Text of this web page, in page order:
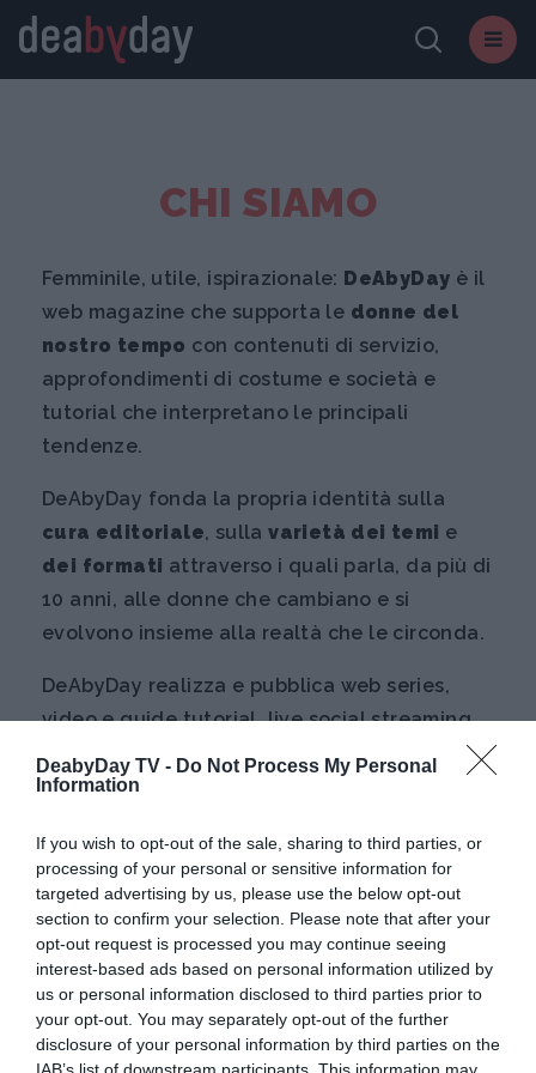
DeabyDay TV - Do Not Process My Personal
Information
If you wish to opt-out of the sale, sharing to third parties, or
processing of your personal or sensitive information for
targeted advertising by us, please use the below opt-out
section to confirm your selection. Please note that after your
opt-out request is processed you may continue seeing
interest-based ads based on personal information utilized by
us or personal information disclosed to third parties prior to
your opt-out. You may separately opt-out of the further
disclosure of your personal information by third parties on the
IAB’s list of downstream participants. This information may
CHI SIAMO
Femminile, utile, ispirazionale: DeAbyDay è il
web magazine che supporta le donne del
nostro tempo con contenuti di servizio,
approfondimenti di costume e società e
tutorial che interpretano le principali
tendenze.
DeAbyDay fonda la propria identità sulla
cura editoriale, sullavarietà dei temi e
dei formati attraverso i quali parla, da più di
10 anni, alle donne che cambiano e si
evolvono insieme alla realtà che le circonda.
DeAbyDay realizza e pubblica web series,
video e guide tutorial, live social streaming,
podcast, articoli e news relative al mondo
delfood, dell’
improvement, delbenessere e dellamoda
DeAbyDay accompagna le lettrici alla
scopertadei fatti e dei personaggi più
rilevanti dell’universo femminileche
influenzano e caratterizzano la società
contemporanea.